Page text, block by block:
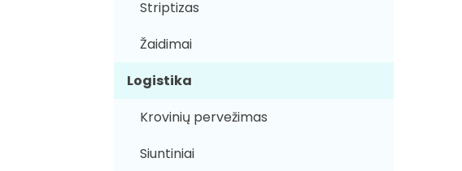
Striptizas
Žaidimai
Logistika
Krovinių pervežimas
Siuntiniai